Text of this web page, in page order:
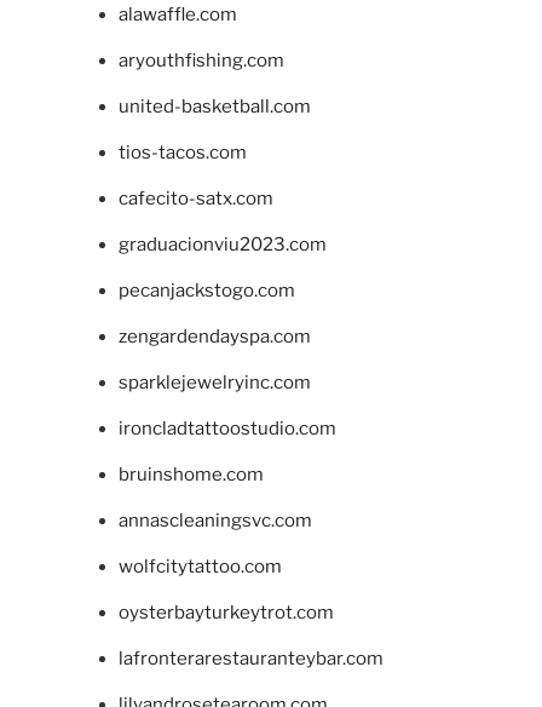
alawaffle.com
aryouthfishing.com
united-basketball.com
tios-tacos.com
cafecito-satx.com
graduacionviu2023.com
pecanjackstogo.com
zengardendayspa.com
sparklejewelryinc.com
ironcladtattoostudio.com
bruinshome.com
annascleaningsvc.com
wolfcitytattoo.com
oysterbayturkeytrot.com
lafronterarestauranteybar.com